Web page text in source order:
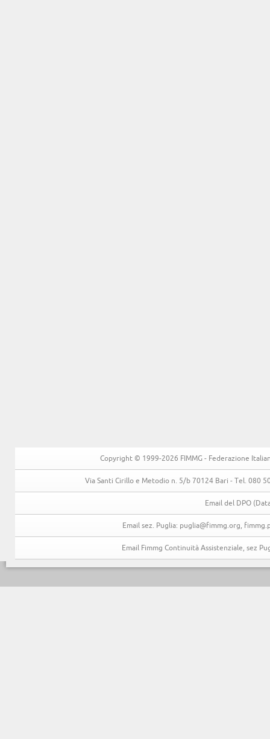
Copyright © 1999-2026 FIMMG - Federazione
Via Santi Cirillo e Metodio n. 5/b 70124 Bari - Tel. 080
Email del DPO
Email sez. Puglia: puglia@fimmg.org,
Email Fimmg Continuità Assistenziale, sez